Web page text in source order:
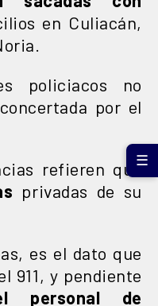
en Culiacán,
policiacos no
por el
refieren que
privadas de su
es el dato que
911, y pendiente
personal
de
☰